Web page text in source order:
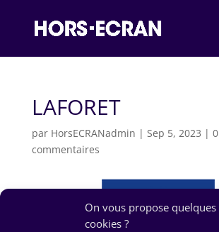
On vous propose quelques
cookies ?
LAFORET
par HorsECRANadmin | Sep 5, 2023 | 0
commentaires